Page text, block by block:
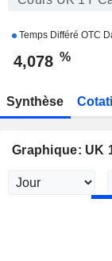
Temps Différé OTC
4,078 %
Synthèse
Graphique: UK